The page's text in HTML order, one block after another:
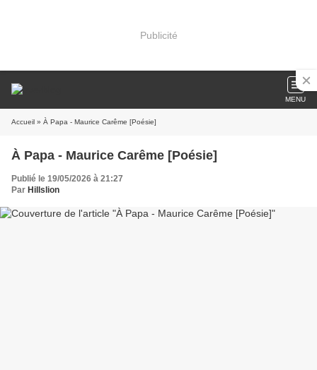
Publicité
MENU
Accueil » À Papa - Maurice Carême [Poésie]
À Papa - Maurice Carême [Poésie]
Publié le 19/05/2026 à 21:27
Par Hillslion